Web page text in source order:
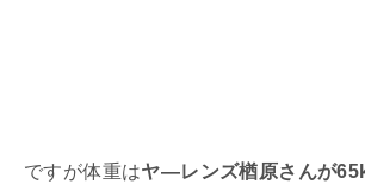
ですが体重はヤ―レンズ楢原さんが